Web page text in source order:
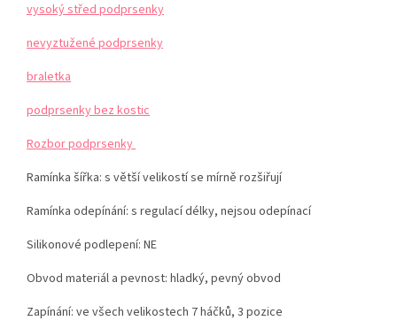
vysoký střed podprsenky
nevyztužené podprsenky
braletka
podprsenky bez kostic
Rozbor podprsenky
Ramínka šířka: s větší velikostí se mírně rozšiřují
Ramínka odepínání: s regulací délky, nejsou odepínací
Silikonové podlepení: NE
Obvod materiál a pevnost: hladký, pevný obvod
Zapínání: ve všech velikostech 7 háčků, 3 pozice